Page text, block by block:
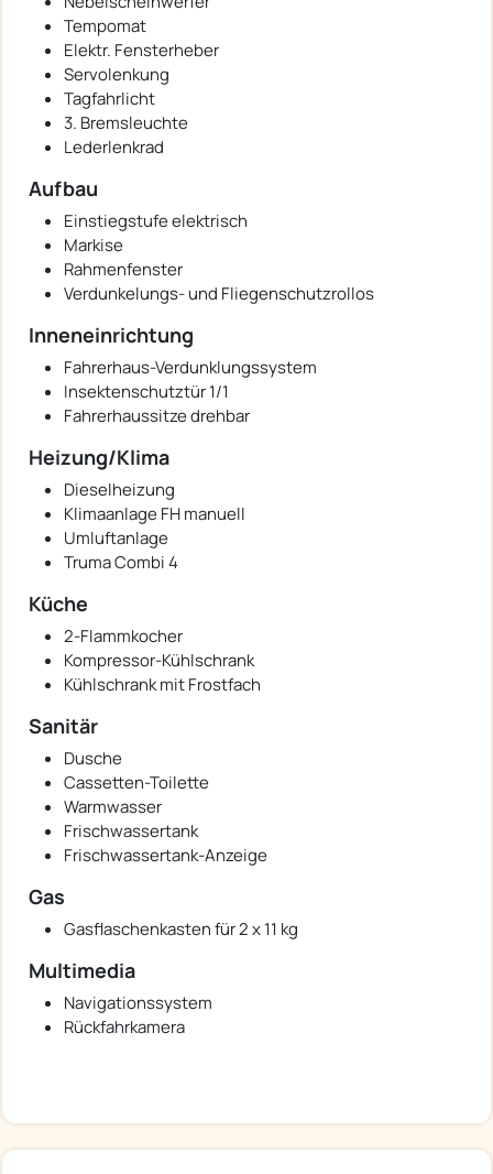
Tempomat
Elektr. Fensterheber
Servolenkung
Tagfahrlicht
3. Bremsleuchte
Lederlenkrad
Aufbau
Einstiegstufe elektrisch
Markise
Rahmenfenster
Verdunkelungs- und Fliegenschutzrollos
Inneneinrichtung
Fahrerhaus-Verdunklungssystem
Insektenschutztür 1/1
Fahrerhaussitze drehbar
Heizung/Klima
Dieselheizung
Klimaanlage FH manuell
Umluftanlage
Truma Combi 4
Küche
2-Flammkocher
Kompressor-Kühlschrank
Kühlschrank mit Frostfach
Sanitär
Dusche
Cassetten-Toilette
Warmwasser
Frischwassertank
Frischwassertank-Anzeige
Gas
Gasflaschenkasten für 2 x 11 kg
Multimedia
Navigationssystem
Rückfahrkamera